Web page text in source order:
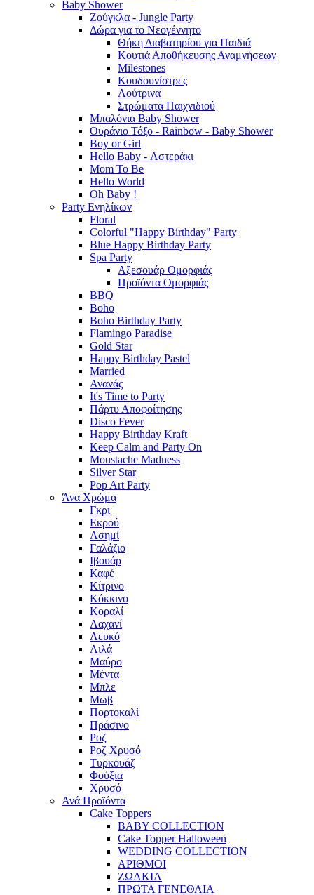
Baby Shower
Ζούγκλα - Jungle Party
Δώρα για το Νεογέννητο
Θήκη Διαβατηρίου για Παιδιά
Κουτιά Αποθήκευσης Αναμνήσεων
Milestones
Κουδουνίστρες
Λούτρινα
Στρώματα Παιχνιδιού
Μπαλόνια Baby Shower
Ουράνιο Τόξο - Rainbow - Baby Shower
Boy or Girl
Hello Baby - Αστεράκι
Mom To Be
Hello World
Oh Baby !
Party Ενηλίκων
Floral
Colorful "Happy Birthday" Party
Blue Happy Birthday Party
Spa Party
Αξεσουάρ Ομορφιάς
Προϊόντα Ομορφιάς
BBQ
Boho
Boho Birthday Party
Flamingo Paradise
Gold Star
Happy Birthday Pastel
Married
Ανανάς
It's Time to Party
Πάρτυ Αποφοίτησης
Disco Fever
Happy Birthday Kraft
Keep Calm and Party On
Moustache Madness
Silver Star
Pop Art Party
Άνα Χρώμα
Γκρι
Εκρού
Ασημί
Γαλάζιο
Ιβουάρ
Καφέ
Κίτρινο
Κόκκινο
Κοραλί
Λαχανί
Λευκό
Λιλά
Μαύρο
Μέντα
Μπλε
Μωβ
Πορτοκαλί
Πράσινο
Ροζ
Ροζ Χρυσό
Τυρκουάζ
Φούξια
Χρυσό
Ανά Προϊόντα
Cake Toppers
BABY COLLECTION
Cake Topper Halloween
WEDDING COLLECTION
ΑΡΙΘΜΟΙ
ΖΩΑΚΙΑ
ΠΡΩΤΑ ΓΕΝΕΘΛΙΑ